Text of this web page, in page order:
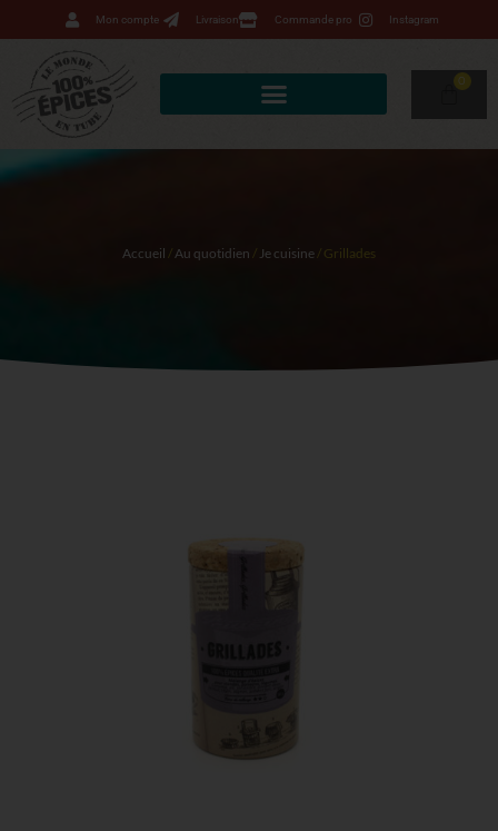
Mon compte Livraison Commande pro Instagram
0
Accueil /Au quotidien / Je cuisine / Grillades